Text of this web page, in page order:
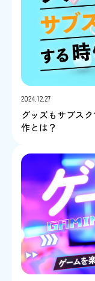
2024.12.27
グッズもサブス
作とは？